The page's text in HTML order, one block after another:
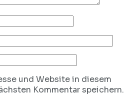
und Website in diesem
Kommentar speichern.